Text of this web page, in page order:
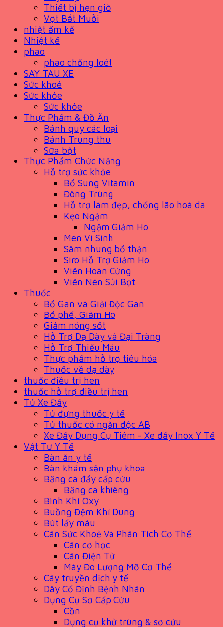
Thiết bị hẹn giờ
Vợt Bắt Muỗi
nhiệt ẩm kế
Nhiệt kế
phao
phao chống loét
SAY TAU XE
Sức khoẻ
Sức khỏe
Sức khỏe
Thực Phẩm & Đồ Ăn
Bánh quy các loại
Bánh Trung thu
Sữa bột
Thực Phẩm Chức Năng
Hỗ trợ sức khỏe
Bổ Sung Vitamin
Đông Trùng
Hỗ trợ làm đẹp, chống lão hoá da
Kẹo Ngậm
Ngậm Giảm Ho
Men Vi Sinh
Sâm nhung bổ thận
Siro Hỗ Trợ Giảm Ho
Viên Hoàn Cứng
Viên Nén Sủi Bọt
Thuốc
Bổ Gan và Giải Độc Gan
Bổ phế, Giảm Ho
Giảm nóng sốt
Hỗ Trợ Dạ Dày và Đại Tràng
Hỗ Trợ Thiếu Máu
Thực phẩm hỗ trợ tiêu hóa
Thuốc về dạ dày
thuốc điều trị hen
thuốc hỗ trợ điều trị hen
Tủ Xe Đẩy
Tủ đựng thuốc y tế
Tủ thuốc có ngăn độc AB
Xe Đẩy Dụng Cụ Tiêm - Xe đẩy Inox Y Tế
Vật Tư Y Tế
Bàn ăn y tế
Bàn khám sản phụ khoa
Băng ca đẩy cấp cứu
Băng ca khiêng
Bình Khí Oxy
Buồng Đệm Khí Dung
Bút lấy máu
Cân Sức Khoẻ Và Phân Tích Cơ Thể
Cân cơ học
Cân Điện Tử
Máy Đo Lượng Mỡ Cơ Thể
Cây truyền dịch y tế
Dây Cố Định Bệnh Nhân
Dụng Cụ Sơ Cấp Cứu
Cồn
Dụng cụ khử trùng & sơ cứu